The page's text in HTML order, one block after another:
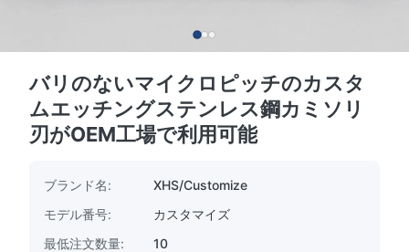
バリのないマイクロピッチのカスタ
ムエッチングステンレス鋼カミソリ
刃がOEM工場で利用可能
ブランド名:
XHS/Customize
モデル番号:
カスタマイズ
最低注文数量:
10